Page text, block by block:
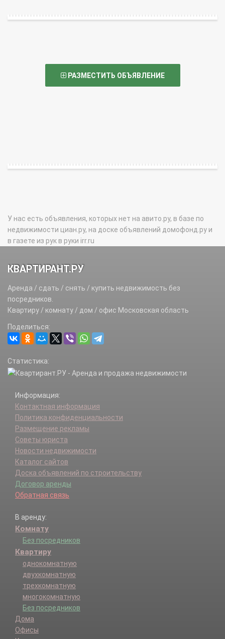
РАЗМЕСТИТЬ ОБЪЯВЛЕНИЕ
У нас есть объявления, которых нет на авито.ру, в базе по
недвижимости циан.ру, на доске объявлений домофонд.ру и
в газете из рук в руки irr.ru
КВАРТИРАНТ.РУ
Аренда / сдать / снять / купить недвижимость без
посредников.
Квартиру / комнату / дом / офис Московская область
Поделиться:
Статистика:
Информация:
Контактная информация
Политика конфиденциальности
Размещение рекламы
Советы юриста
Новости недвижимости
Каталог сайтов
Доска объявлений по строительству
Договор аренды
Обратная связь
В аренду:
Комнату
Без посредников
Квартиру
однокомнатную
двухкомнатную
трехкомнатную
многокомнатную
Без посредников
Дома
Офисы